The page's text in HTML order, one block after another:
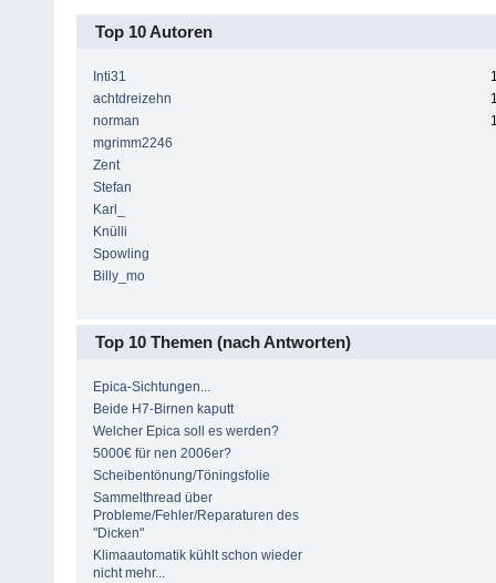
Top 10 Autoren
Inti31
achtdreizehn
norman
mgrimm2246
Zent
Stefan
Karl_
Knülli
Spowling
Billy_mo
Top 10 Themen (nach Antworten)
Epica-Sichtungen...
Beide H7-Birnen kaputt
Welcher Epica soll es werden?
5000€ für nen 2006er?
Scheibentönung/Töningsfolie
Sammelthread über
Probleme/Fehler/Reparaturen des
"Dicken"
Klimaautomatik kühlt schon wieder
nicht mehr...